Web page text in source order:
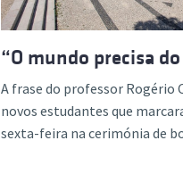
“O mundo precisa
A frase do professor Rogério
novos estudantes que
sexta-feira na cerimónia de